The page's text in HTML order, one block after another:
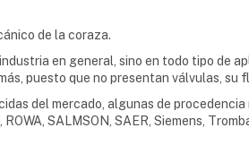
de la coraza.
en general, sino en todo tipo de
puesto que no presentan válvulas,
del mercado, algunas de
SALMSON, SAER, Siemens,